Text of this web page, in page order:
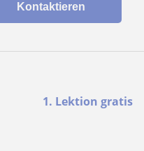
Kontaktieren
1. Lektion gratis